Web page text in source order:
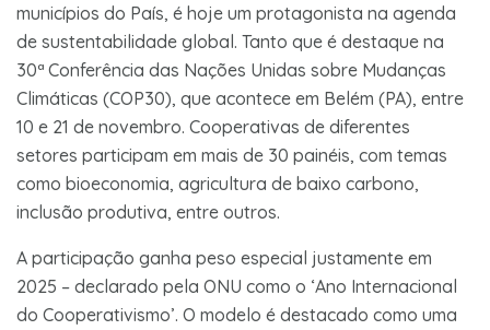
municípios do País, é hoje um protagonista na agenda
de sustentabilidade global. Tanto que é destaque na
30ª Conferência das Nações Unidas sobre Mudanças
Climáticas (COP30), que acontece em Belém (PA), entre
10 e 21 de novembro. Cooperativas de diferentes
setores participam em mais de 30 painéis, com temas
como bioeconomia, agricultura de baixo carbono,
inclusão produtiva, entre outros.
A participação ganha peso especial justamente em
2025 – declarado pela ONU como o ‘Ano Internacional
do Cooperativismo’. O modelo é destacado como uma